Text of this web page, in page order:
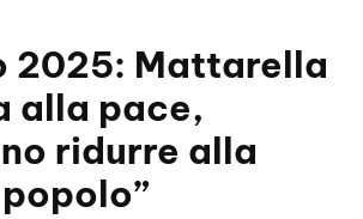
2025: Mattarella
alla pace,
ridurre alla